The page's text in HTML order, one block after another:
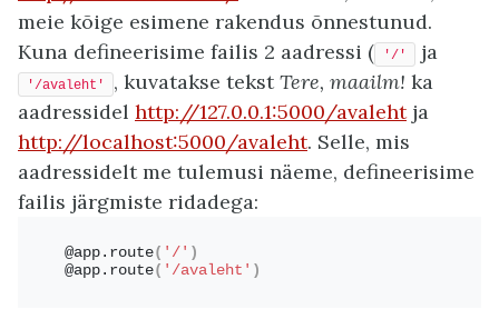
meie kõige esimene rakendus õnnestunud.
Kuna defineerisime failis 2 aadressi (
'/' ja
'/avaleht' , kuvatakse tekstTere, maailm! ka
aadressidel http://127.0.0.1:5000/avalehtja
http://localhost:5000/avaleht. Selle, mis
aadressidelt me tulemusi näeme, defineerisime
failis järgmiste ridadega:
@app. route( '/' )
@app. route( '/avaleht' )